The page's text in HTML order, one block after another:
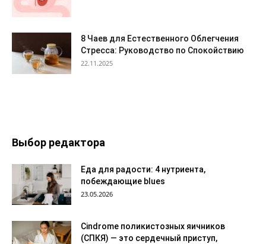
8 Чаев для Естественного Облегчения
Стресса: Руководство по Спокойствию
22.11.2025
Выбор редактора
Еда для радости: 4 нутриента,
побеждающие blues
23.05.2026
Сindrome поликистозных яичников
(СПКЯ) — это сердечный приступ,